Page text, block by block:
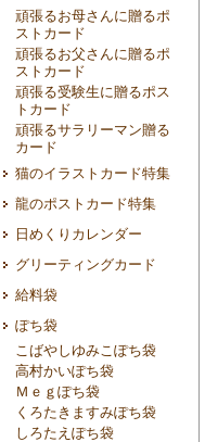
頑張るお母さんに贈るポ
ストカード
頑張るお父さんに贈るポ
ストカード
頑張る受験生に贈るポス
トカード
頑張るサラリーマン贈る
カード
猫のイラストカード特集
龍のポストカード特集
日めくりカレンダー
グリーティングカード
給料袋
ぽち袋
こばやしゆみこぽち袋
高村かいぽち袋
Ｍｅｇぽち袋
くろたきますみぽち袋
しろたえぽち袋